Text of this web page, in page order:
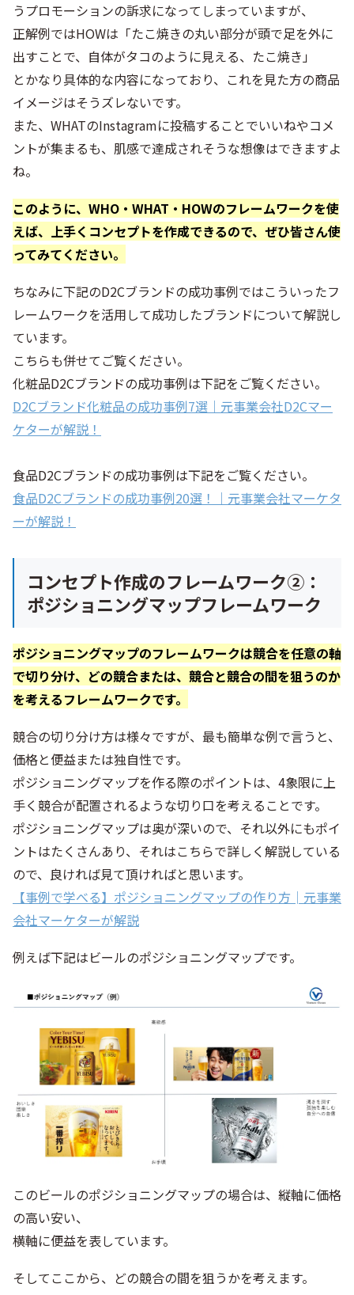
うプロモーションの訴求になってしまっていますが、
正解例ではHOWは「たこ焼きの丸い部分が頭で足を外に
出すことで、自体がタコのように見える、たこ焼き」
とかなり具体的な内容になっており、これを見た方の商品
イメージはそうズレないです。
また、WHATのInstagramに投稿することでいいねやコメ
ントが集まるも、肌感で達成されそうな想像はできますよ
ね。
このように、WHO・WHAT・HOWのフレームワークを使
えば、上手くコンセプトを作成できるので、ぜひ皆さん使
ってみてください。
ちなみに下記のD2Cブランドの成功事例ではこういったフ
レームワークを活用して成功したブランドについて解説し
ています。
こちらも併せてご覧ください。
化粧品D2Cブランドの成功事例は下記をご覧ください。
D2Cブランド化粧品の成功事例7選｜元事業会社D2Cマー
ケターが解説！
食品D2Cブランドの成功事例は下記をご覧ください。
食品D2Cブランドの成功事例20選！｜元事業会社マーケタ
ーが解説！
コンセプト作成のフレームワーク②：
ポジショニングマップフレームワーク
ポジショニングマップのフレームワークは競合を任意の軸
で切り分け、どの競合または、競合と競合の間を狙うのか
を考えるフレームワークです。
競合の切り分け方は様々ですが、最も簡単な例で言うと、
価格と便益または独自性です。
ポジショニングマップを作る際のポイントは、4象限に上
手く競合が配置されるような切り口を考えることです。
ポジショニングマップは奥が深いので、それ以外にもポイ
ントはたくさんあり、それはこちらで詳しく解説している
ので、良ければ見て頂ければと思います。
【事例で学べる】ポジショニングマップの作り方│元事業
会社マーケターが解説
例えば下記はビールのポジショニングマップです。
このビールのポジショニングマップの場合は、縦軸に価格
の高い安い、
横軸に便益を表しています。
そしてここから、どの競合の間を狙うかを考えます。